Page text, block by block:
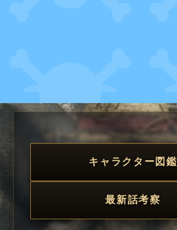
キャラクター図鑑
最新話考察